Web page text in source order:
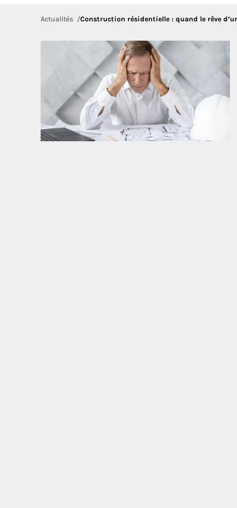
Actualités Construction résidentielle : quand le rêve